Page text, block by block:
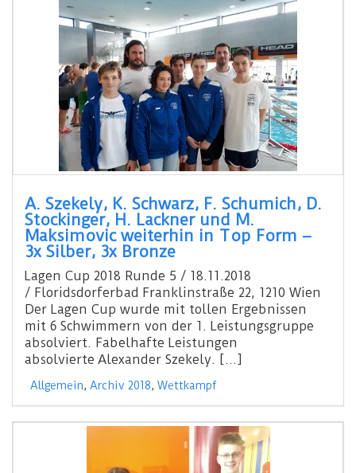
A. Szekely, K. Schwarz, F. Schumich, D.
Stockinger, H. Lackner und M.
Maksimovic weiterhin in Top Form –
3x Silber, 3x Bronze
Lagen Cup 2018 Runde 5 / 18.11.2018
/ Floridsdorferbad Franklinstraße 22, 1210 Wien
Der Lagen Cup wurde mit tollen Ergebnissen
mit 6 Schwimmern von der 1. Leistungsgruppe
absolviert. Fabelhafte Leistungen
absolvierte Alexander Szekely. […]
Allgemein, Archiv 2018, Wettkampf